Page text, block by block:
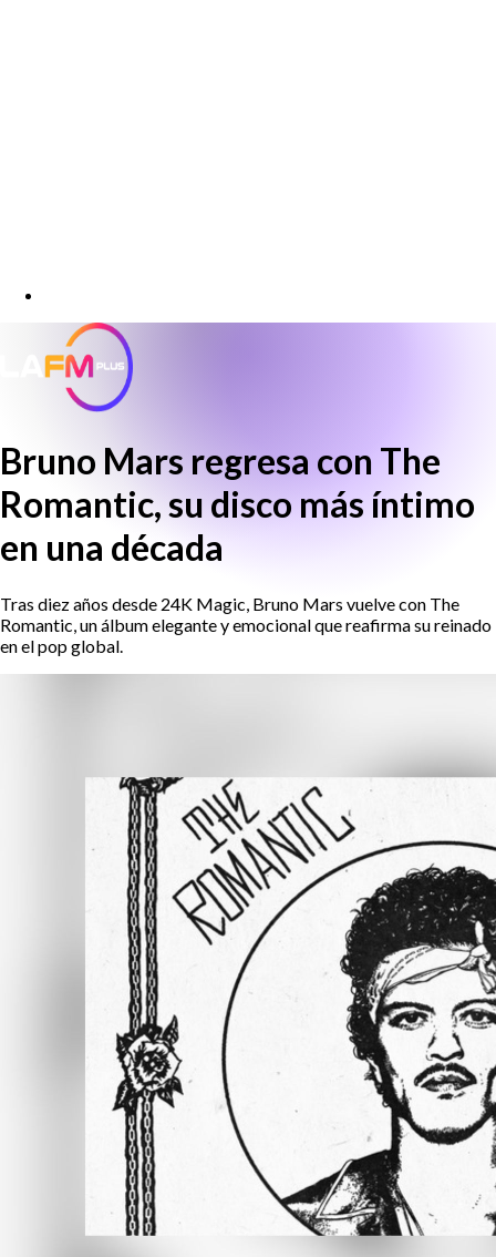
Bruno Mars regresa con The
Romantic, su disco más íntimo
en una década
Tras diez años desde 24K Magic, Bruno Mars vuelve con The
Romantic, un álbum elegante y emocional que reafirma su reinado
en el pop global.